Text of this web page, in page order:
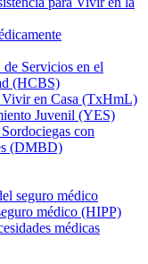
Servicios en el
(HCBS)
Vivir en Casa (TxHmL)
Juvenil (YES)
con
(DMBD)
seguro médico
médico (HIPP)
médicas